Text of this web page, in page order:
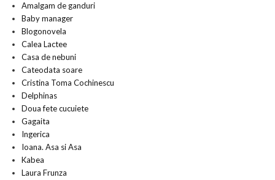
Amalgam de ganduri
Baby manager
Blogonovela
Calea Lactee
Casa de nebuni
Cateodata soare
Cristina Toma Cochinescu
Delphinas
Doua fete cucuiete
Gagaita
Ingerica
Ioana. Asa si Asa
Kabea
Laura Frunza